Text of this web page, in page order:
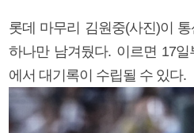
롯데 마무리 김원중(사진)이
하나만 남겨뒀다. 이르면 17
에서 대기록이 수립될 수 있다.